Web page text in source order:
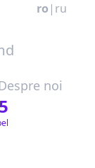
ro | ru
Despre noi